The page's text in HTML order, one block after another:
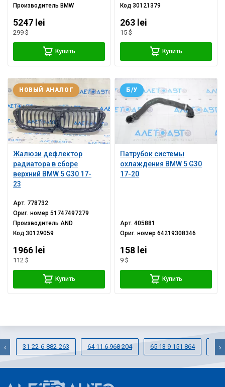
Производитель BMW
5247 lei
299 $
Купить
Код30121379
263 lei
15 $
Купить
Жалюзи дефлектор
радиатора в сборе
верхний BMW 5 G30 17-
23
НОВЫЙ АНАЛОГ
Арт. 778732
Ориг. номер51747497279
ПроизводительAND
Код30129059
1966 lei
112 $
Купить
Патрубок системы
охлаждения BMW 5 G30
17-20
Б/У
Арт.405881
Ориг. номер64219308346
158 lei
9 $
Купить
31-22-6-882-263 64 11 6 968 204 65 13 9 151 864
‹ ›